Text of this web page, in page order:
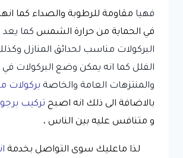
فهيا مقاومة للرطوبة والصداء كما
في الحماية من حرارة الشمس كما
البركولات مناسب لحدائق المنازل
الفلل كما انه يمكن وضع البركولات في
والمنتزهات العامة والخاصة بركولات
بالاضافة الى ذلك انه اصبح تركيب
و متنافس عليه بين الناس ،
لذا ماعليك سوى التواصل بخدمة